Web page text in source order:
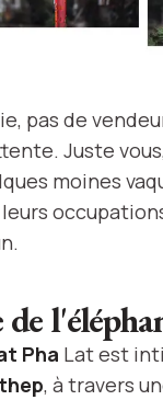
pas de
Juste
moines
de
Pha Lat est
, à travers